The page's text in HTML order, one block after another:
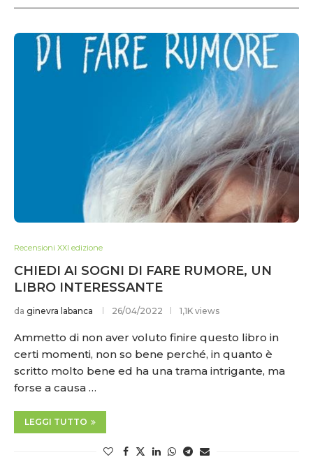
Recensioni XXI edizione
CHIEDI AI SOGNI DI FARE RUMORE, UN
LIBRO INTERESSANTE
da ginevra labanca 26/04/2022 1,1K views
Ammetto di non aver voluto finire questo libro in
certi momenti, non so bene perché, in quanto è
scritto molto bene ed ha una trama intrigante, ma
forse a causa …
LEGGI TUTTO